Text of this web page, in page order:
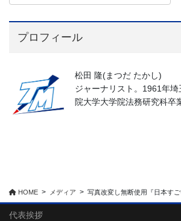
プロフィール
松田 隆(まつだ たかし)
ジャーナリスト。1961年
院大学大学院法務研究科卒
HOME メディア 写真改変し無断使用『日本す
代表挨拶